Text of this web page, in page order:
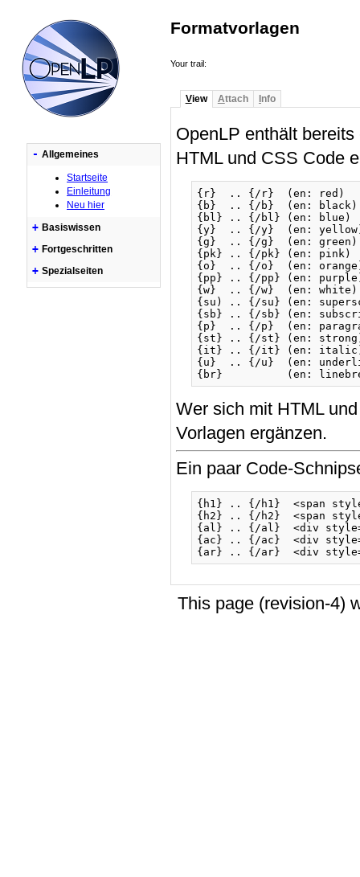
Formatvorlagen
Your trail:
View Attach Info
OpenLP enthält
HTML und CSS Code
{r}  .. {/r}  (en: red)
{b}  .. {/b}  (en: black)
{bl} .. {/bl} (en: blue)
{y}  .. {/y}  (en:
{g}  .. {/g}  (en:
{pk} .. {/pk} (en:
{o}  .. {/o}  (en:
{pp} .. {/pp} (en:
{w}  .. {/w}  (en:
{su) .. {/su} (en:
{sb} .. {/sb} (en:
{p}  .. {/p}  (en:
{st} .. {/st} (en:
{it} .. {/it} (en: italic)
{u}  .. {/u}  (en:
Wer sich mit HTML
Vorlagen ergänzen.
Ein paar Code-
{h1} .. {/h1}  <span
{h2} .. {/h2}  <span
{al} .. {/al}  <div
{ac} .. {/ac}  <div
This page (revision-4)
- Allgemeines
Startseite
Einleitung
Neu hier
+ Basiswissen
+ Fortgeschritten
+ Spezialseiten